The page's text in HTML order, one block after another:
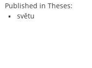
Published in Theses:
světu